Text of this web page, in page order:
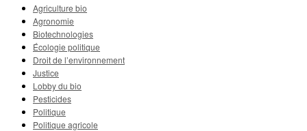
Agriculture bio
Agronomie
Biotechnologies
Écologie politique
Droit de l’environnement
Justice
Lobby du bio
Pesticides
Politique
Politique agricole